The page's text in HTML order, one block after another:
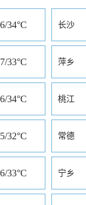
34°C 长沙
33°C 萍乡
34°C 桃江
32°C 常德
33°C 宁乡